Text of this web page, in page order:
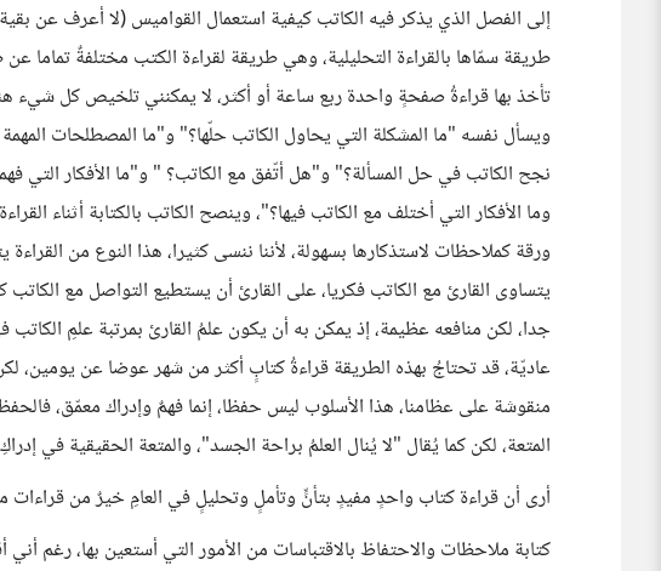
إلى الفصل الذي يذكر فيه الكاتب كيفية استعمال القواميس (لا أعرف عن
طريقة سمّاها بالقراءة التحليلية، وهي طريقة لقراءة الكتب مختلفةٌ تماما
تأخذ بها قراءةُ صفحةٍ واحدة ربع ساعة أو أكثر، لا يمكنني تلخيص كل شيء
ويسأل نفسه "ما المشكلة التي يحاول الكاتب حلّها؟" و"ما المصطلحات
نجح الكاتب في حل المسألة؟" و"هل أتّفق مع الكاتب؟ " و"ما الأفكار التي
وما الأفكار التي أختلف مع الكاتب فيها؟"، وينصح الكاتب بالكتابة أثناء
ورقة كملاحظات لاستذكارها بسهولة، لأننا ننسى كثيرا، هذا النوع من
يتساوى القارئ مع الكاتب فكريا، على القارئ أن يستطيع التواصل مع
عاديّة، قد تحتاجُ بهذه الطريقة قراءةُ كتابٍ أكثر من شهر عوضا عن يومين،
منقوشة على عظامنا، هذا الأسلوب ليس حفظا، إنما فهمٌ وإدراك معمّق،
المتعة، لكن كما يُقال "لا يُنال العلمُ براحة الجسد"، والمتعة الحقيقية في
أرى أن قراءة كتاب واحدٍ مفيدٍ بتأنٍّ وتأملٍ وتحليلٍ في العامِ خيرٌ من قراءات
كتابة ملاحظات والاحتفاظ بالاقتباسات من الأمور التي أستعين بها، رغم